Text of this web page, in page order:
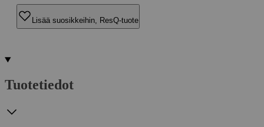
Lisää suosikkeihin, ResQ-tuote
Tuotetiedot